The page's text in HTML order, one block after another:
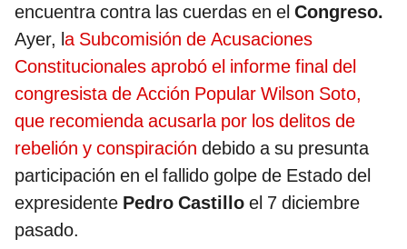
encuentra contra las cuerdas en el Congreso.
Ayer, la Subcomisión de Acusaciones
Constitucionales aprobó el informe final del
congresista de Acción Popular Wilson Soto,
que recomienda acusarla por los delitos de
rebelión y conspiración debido a su presunta
participación en el fallido golpe de Estado del
expresidente Pedro Castillo el 7 diciembre
pasado.